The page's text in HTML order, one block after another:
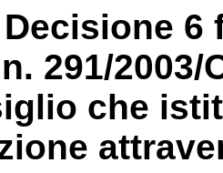
6
291/
che